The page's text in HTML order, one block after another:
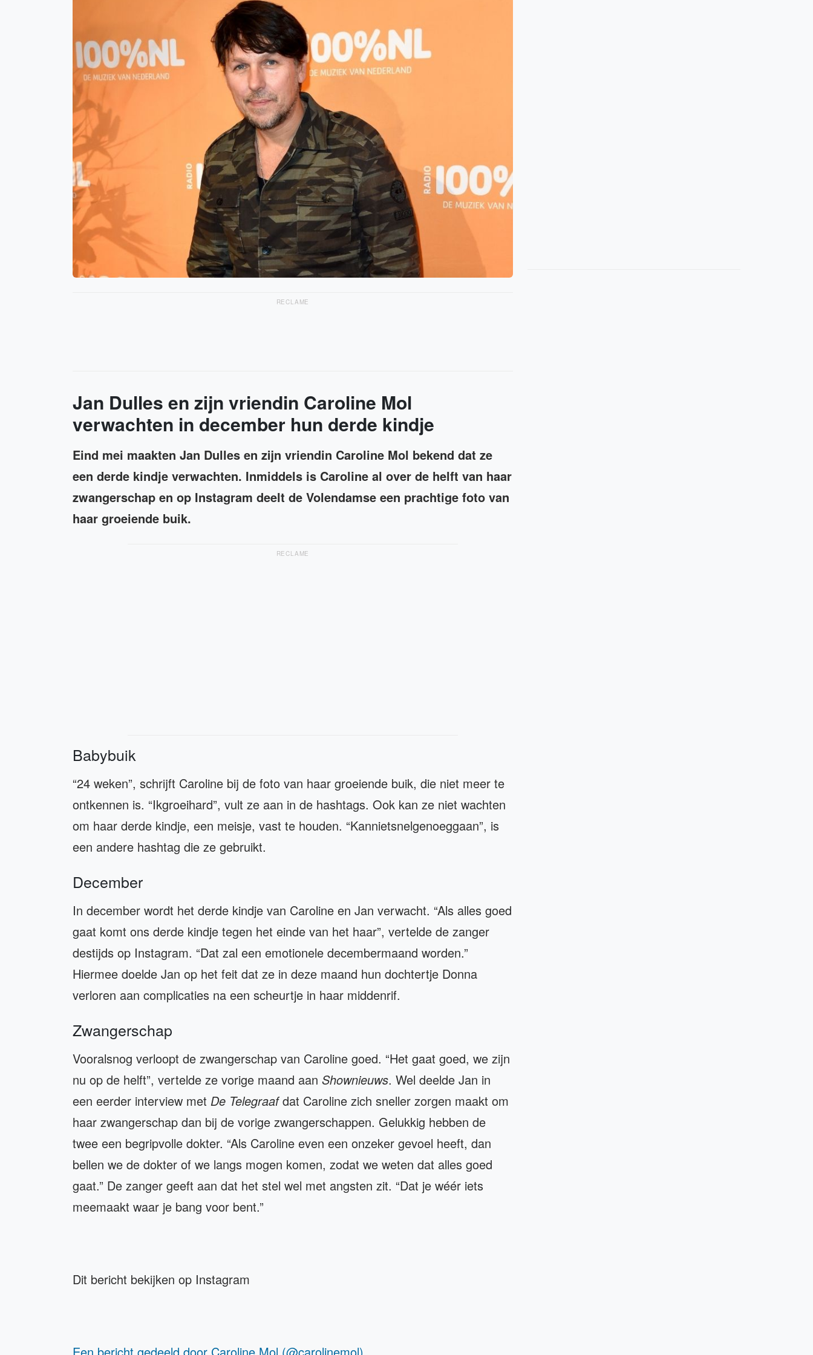
RECLAME
Jan Dulles en zijn vriendin Caroline Mol
verwachten in december hun derde kindje
Eind mei maakten Jan Dulles en zijn vriendin Caroline Mol bekend dat ze
een derde kindje verwachten. Inmiddels is Caroline al over de helft van haar
zwangerschap en op Instagram deelt de Volendamse een prachtige foto van
haar groeiende buik.
RECLAME
Babybuik
“24 weken”, schrijft Caroline bij de foto van haar groeiende buik, die niet meer te
ontkennen is. “Ikgroeihard”, vult ze aan in de hashtags. Ook kan ze niet wachten
om haar derde kindje, een meisje, vast te houden. “Kannietsnelgenoeggaan”, is
een andere hashtag die ze gebruikt.
December
In december wordt het derde kindje van Caroline en Jan verwacht. “Als alles goed
gaat komt ons derde kindje tegen het einde van het haar”, vertelde de zanger
destijds op Instagram. “Dat zal een emotionele decembermaand worden.”
Hiermee doelde Jan op het feit dat ze in deze maand hun dochtertje Donna
verloren aan complicaties na een scheurtje in haar middenrif.
Zwangerschap
Vooralsnog verloopt de zwangerschap van Caroline goed. “Het gaat goed, we zijn
nu op de helft”, vertelde ze vorige maand aan Shownieuws. Wel deelde Jan in
een eerder interview met De Telegraafdat Caroline zich sneller zorgen maakt om
haar zwangerschap dan bij de vorige zwangerschappen. Gelukkig hebben de
twee een begripvolle dokter. “Als Caroline even een onzeker gevoel heeft, dan
bellen we de dokter of we langs mogen komen, zodat we weten dat alles goed
gaat.” De zanger geeft aan dat het stel wel met angsten zit. “Dat je wéér iets
meemaakt waar je bang voor bent.”
Dit bericht bekijken op Instagram